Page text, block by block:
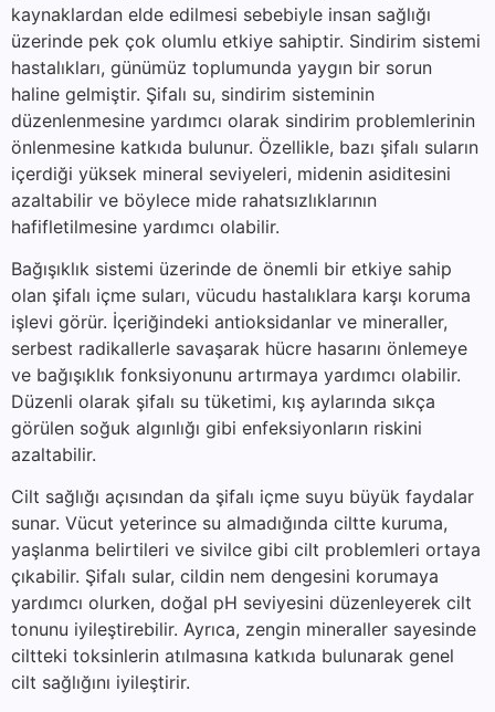
kaynaklardan elde edilmesi sebebiyle insan sağlığı
üzerinde pek çok olumlu etkiye sahiptir. Sindirim sistemi
hastalıkları, günümüz toplumunda yaygın bir sorun
haline gelmiştir. Şifalı su, sindirim sisteminin
düzenlenmesine yardımcı olarak sindirim problemlerinin
önlenmesine katkıda bulunur. Özellikle, bazı şifalı suların
içerdiği yüksek mineral seviyeleri, midenin asiditesini
azaltabilir ve böylece mide rahatsızlıklarının
hafifletilmesine yardımcı olabilir.
Bağışıklık sistemi üzerinde de önemli bir etkiye sahip
olan şifalı içme suları, vücudu hastalıklara karşı koruma
işlevi görür. İçeriğindeki antioksidanlar ve mineraller,
serbest radikallerle savaşarak hücre hasarını önlemeye
ve bağışıklık fonksiyonunu artırmaya yardımcı olabilir.
Düzenli olarak şifalı su tüketimi, kış aylarında sıkça
görülen soğuk algınlığı gibi enfeksiyonların riskini
azaltabilir.
Cilt sağlığı açısından da şifalı içme suyu büyük faydalar
sunar. Vücut yeterince su almadığında ciltte kuruma,
yaşlanma belirtileri ve sivilce gibi cilt problemleri ortaya
çıkabilir. Şifalı sular, cildin nem dengesini korumaya
yardımcı olurken, doğal pH seviyesini düzenleyerek cilt
tonunu iyileştirebilir. Ayrıca, zengin mineraller sayesinde
ciltteki toksinlerin atılmasına katkıda bulunarak genel
cilt sağlığını iyileştirir.